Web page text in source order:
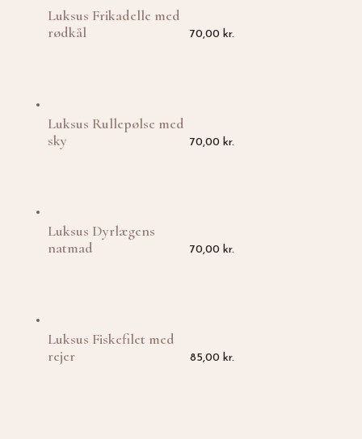
Luksus Frikadelle med
rødkål
70,00 kr.
Luksus Rullepølse med
sky
70,00 kr.
Luksus Dyrlægens
natmad
70,00 kr.
Luksus Fiskefilet med
rejer
85,00 kr.